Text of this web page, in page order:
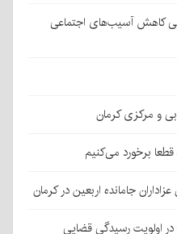
کاهش آسیب‌های اجتماعی
و مرکزی کرمان
برخورد می‌کنیم
اولویت رسیدگی قضایی